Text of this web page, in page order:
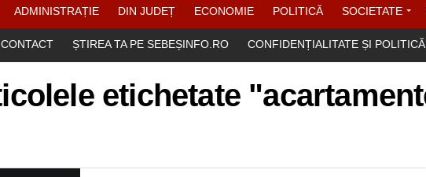
ADMINISTRAȚIE DIN JUDEȚ ECONOMIE POLITICĂ SOCIETATE
CONTACT ȘTIREA TA PE SEBEȘINFO.RO CONFIDENȚIALITATE ȘI
etichetate